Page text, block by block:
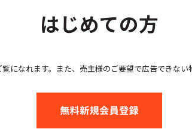
はじめての方
になれます。また、売主様のご要望で広告できない